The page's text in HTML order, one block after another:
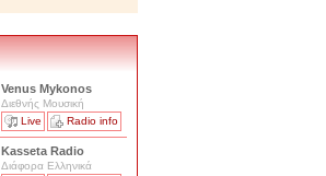
Venus Mykonos
Διεθνής Μουσική
Live
Radio info
Kasseta Radio
Διάφορα Ελληνικά